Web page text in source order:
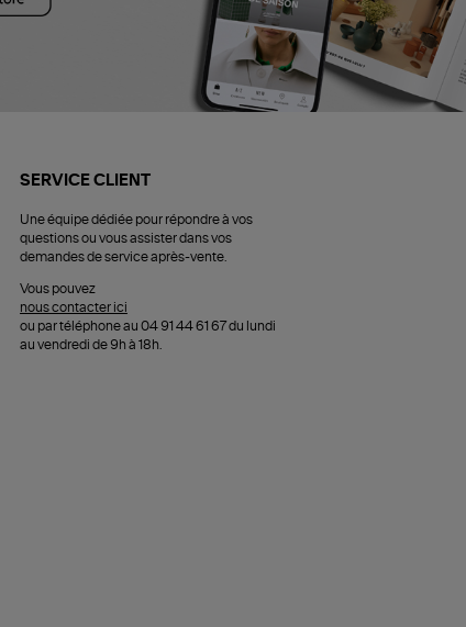
SERVICE CLIENT
Une équipe dédiée pour répondre à vos
questions ou vous assister dans vos
demandes de service après-vente.
Vous pouvez
nous contacter ici
ou par téléphone au 04 91 44 61 67 du lundi
au vendredi de 9h à 18h.